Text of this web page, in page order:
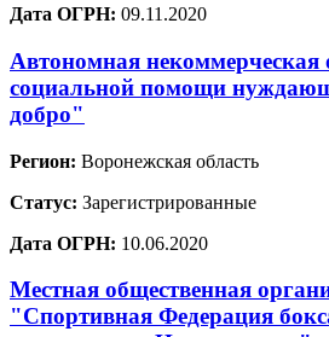
Дата ОГРН: 09.11.2020
Автономная некоммерческая
социальной помощи
добро"
Регион: Воронежская область
Статус: Зарегистрированные
Дата ОГРН: 10.06.2020
Местная общественная
"Спортивная Федерация